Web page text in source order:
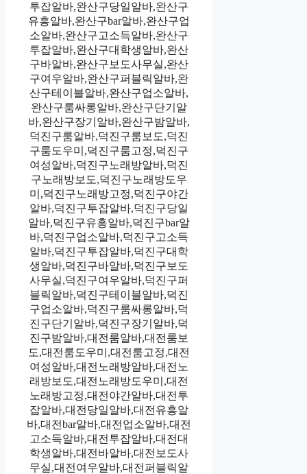
투잡알바,완산구당일알바,완산구
유흥알바,완산구bar알바,완산구업
소알바,완산구고소득알바,완산구
투잡알바,완산구대학생알바,완산
구바알바,완산구보도사무실,완산
구여우알바,완산구퍼블릭알바,완
산구테이블알바,완산구업소알바,
완산구룸싸롱알바,완산구단기알
바,완산구장기알바,완산구밤알바,
덕진구룸알바,덕진구룸보도,덕진
구룸도우미,덕진구룸고정,덕진구
여성알바,덕진구노래방알바,덕진
구노래방보도,덕진구노래방도우
미,덕진구노래방고정,덕진구야간
알바,덕진구투잡알바,덕진구당일
알바,덕진구유흥알바,덕진구bar알
바,덕진구업소알바,덕진구고소득
알바,덕진구투잡알바,덕진구대학
생알바,덕진구바알바,덕진구보도
사무실,덕진구여우알바,덕진구퍼
블릭알바,덕진구테이블알바,덕진
구업소알바,덕진구룸싸롱알바,덕
진구단기알바,덕진구장기알바,덕
진구밤알바,대전룸알바,대전룸보
도,대전룸도우미,대전룸고정,대전
여성알바,대전노래방알바,대전노
래방보도,대전노래방도우미,대전
노래방고정,대전야간알바,대전투
잡알바,대전당일알바,대전유흥알
바,대전bar알바,대전업소알바,대전
고소득알바,대전투잡알바,대전대
학생알바,대전바알바,대전보도사
무실,대전여우알바,대전퍼블릭알